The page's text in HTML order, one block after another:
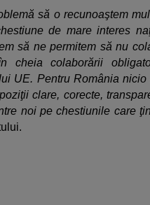
să o recunoaştem
de mare interes
să ne permitem să nu
cheia colaborării
UE. Pentru România
clare, corecte,
noi pe chestiunile care